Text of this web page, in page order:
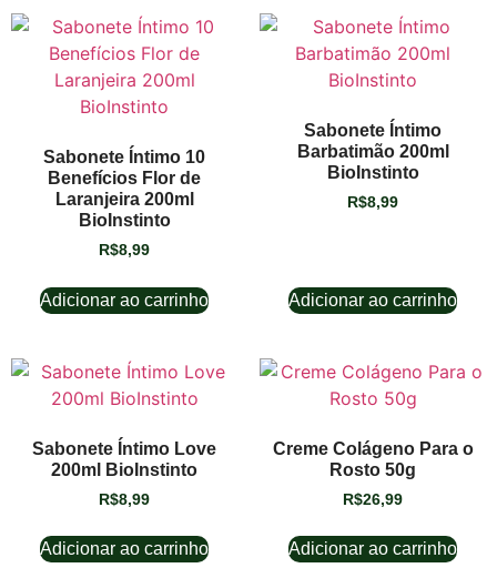
Sabonete Íntimo 10
Benefícios Flor de
Laranjeira 200ml
BioInstinto
R$8,99
Adicionar ao carrinho
Sabonete Íntimo
Barbatimão 200ml
BioInstinto
R$8,99
Adicionar ao carrinho
Sabonete Íntimo Love
200ml BioInstinto
R$8,99
Adicionar ao carrinho
Creme Colágeno Para o
Rosto 50g
R$26,99
Adicionar ao carrinho